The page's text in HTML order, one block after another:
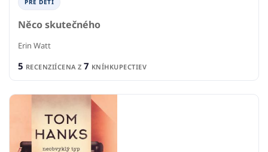
PRE DETI
Něco skutečného
Erin Watt
5 RECENZIÍCENA Z 7 KNÍHKUPECTIEV